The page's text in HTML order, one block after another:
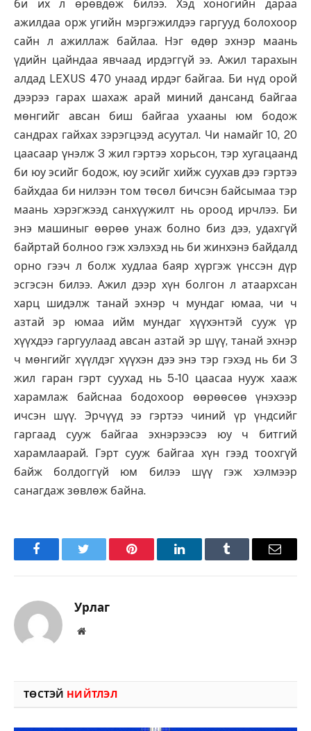
би их л өрөвдөж билээ. Хэд хоногийн дараа
ажилдаа орж угийн мэргэжилдээ гаргууд болохоор
сайн л ажиллаж байлаа. Нэг өдөр эхнэр маань
үдийн цайндаа явчаад ирдэггүй ээ. Ажил тарахын
алдад LEXUS 470 унаад ирдэг байгаа. Би нүд орой
дээрээ гарах шахаж арай миний дансанд байгаа
мөнгийг авсан биш байгаа ухааны юм бодож
сандрах гайхах зэрэгцээд асуутал. Чи намайг 10, 20
цаасаар үнэлж 3 жил гэртээ хорьсон, тэр хугацаанд
би юу эсийг бодож, юу эсийг хийж суухав дээ гэртээ
байхдаа би нилээн том төсөл бичсэн байсымаа тэр
маань хэрэгжээд санхүүжилт нь ороод ирчлээ. Би
энэ машиныг өөрөө унаж болно биз дээ, удахгүй
байртай болноо гэж хэлэхэд нь би жинхэнэ байдалд
орно гээч л болж худлаа баяр хүргэж үнссэн дүр
эсгэсэн билээ. Ажил дээр хүн болгон л атаархсан
харц шидэлж танай эхнэр ч мундаг юмаа, чи ч
азтай эр юмаа ийм мундаг хүүхэнтэй сууж үр
хүүхдээ гаргуулаад авсан азтай эр шүү, танай эхнэр
ч мөнгийг хүүлдэг хүүхэн дээ энэ тэр гэхэд нь би 3
жил гаран гэрт суухад нь 5-10 цаасаа нууж хааж
харамлаж байснаа бодохоор өөрөөсөө үнэхээр
ичсэн шүү. Эрчүүд ээ гэртээ чиний үр үндсийг
гаргаад сууж байгаа эхнэрээсээ юу ч битгий
харамлаарай. Гэрт сууж байгаа хүн гээд тоохгүй
байж болдоггүй юм билээ шүү гэж хэлмээр
санагдаж зөвлөж байна.
FacebookTwitter Pinterest LinkedInTumblr Имэйл
Урлаг
Вэбсайт
ТӨСТЭЙ НИЙТЛЭЛ